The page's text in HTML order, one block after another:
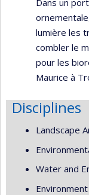
lumière les
combler le
pour les
Maurice à
Disciplines
Landscape
Water and